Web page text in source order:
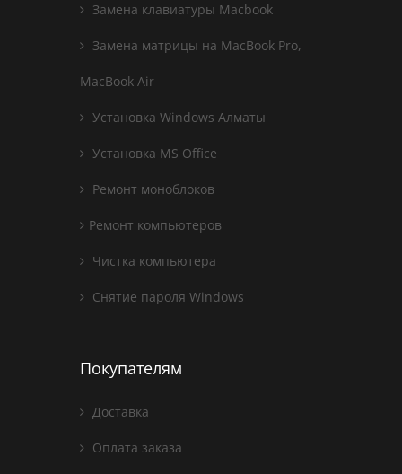
Замена клавиатуры Macbook
Замена матрицы на MacBook Pro,
MacBook Air
Установка Windows Алматы
Установка MS Office
Ремонт моноблоков
Ремонт компьютеров
Чистка компьютера
Снятие пароля Windows
Покупателям
Доставка
Оплата заказа